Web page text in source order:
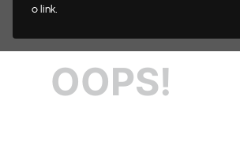
o link.
OOPS!